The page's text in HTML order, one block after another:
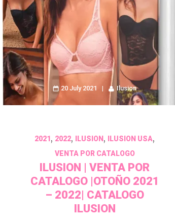
20 July 2021 Ilusion
2021, 2022, ILUSION , ILUSION USA,
VENTA POR CATALOGO
ILUSION | VENTA POR
CATALOGO |OTOÑO 2021
– 2022| CATALOGO
ILUSION